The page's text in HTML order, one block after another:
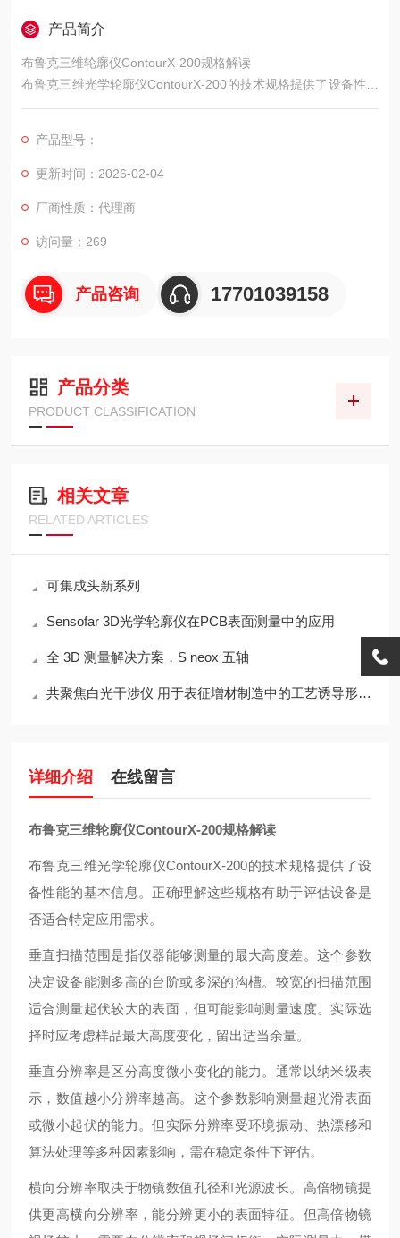
产品简介
布鲁克三维轮廓仪ContourX-200规格解读
布鲁克三维光学轮廓仪ContourX-200的技术规格提供了设备性能
的基本信息。正确理解这些规格有助于评估设备是否适合特定应
产品型号：
更新时间：2026-02-04
厂商性质：代理商
访问量：269
产品咨询 17701039158
产品分类
PRODUCT CLASSIFICATION
相关文章
RELATED ARTICLES
可集成头新系列
Sensofar 3D光学轮廓仪在PCB表面测量中的应用
全 3D 测量解决方案，S neox 五轴
共聚焦白光干涉仪 用于表征增材制造中的工艺诱导形状和表面纹理变化
详细介绍 在线留言
布鲁克三维轮廓仪ContourX-200规格解读
布鲁克三维光学轮廓仪ContourX-200的技术规格提供了设
备性能的基本信息。正确理解这些规格有助于评估设备是
否适合特定应用需求。
垂直扫描范围是指仪器能够测量的最大高度差。这个参数
决定设备能测多高的台阶或多深的沟槽。较宽的扫描范围
适合测量起伏较大的表面，但可能影响测量速度。实际选
择时应考虑样品最大高度变化，留出适当余量。
垂直分辨率是区分高度微小变化的能力。通常以纳米级表
示，数值越小分辨率越高。这个参数影响测量超光滑表面
或微小起伏的能力。但实际分辨率受环境振动、热漂移和
算法处理等多种因素影响，需在稳定条件下评估。
横向分辨率取决于物镜数值孔径和光源波长。高倍物镜提
供更高横向分辨率，能分辨更小的表面特征。但高倍物镜